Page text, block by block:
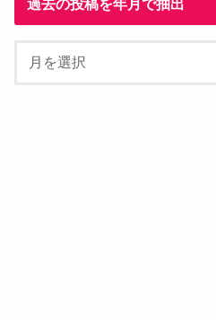
過去の投稿を年月で抽出